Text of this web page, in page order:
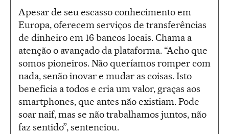
Apesar de seu escasso conhecimento em
Europa, oferecem serviços de transferências
de dinheiro em 16 bancos locais. Chama a
atenção o avançado da plataforma. “Acho que
somos pioneiros. Não queríamos romper com
nada, senão inovar e mudar as coisas. Isto
beneficia a todos e cria um valor, graças aos
smartphones, que antes não existiam. Pode
soar naif, mas se não trabalhamos juntos, não
faz sentido”, sentenciou.